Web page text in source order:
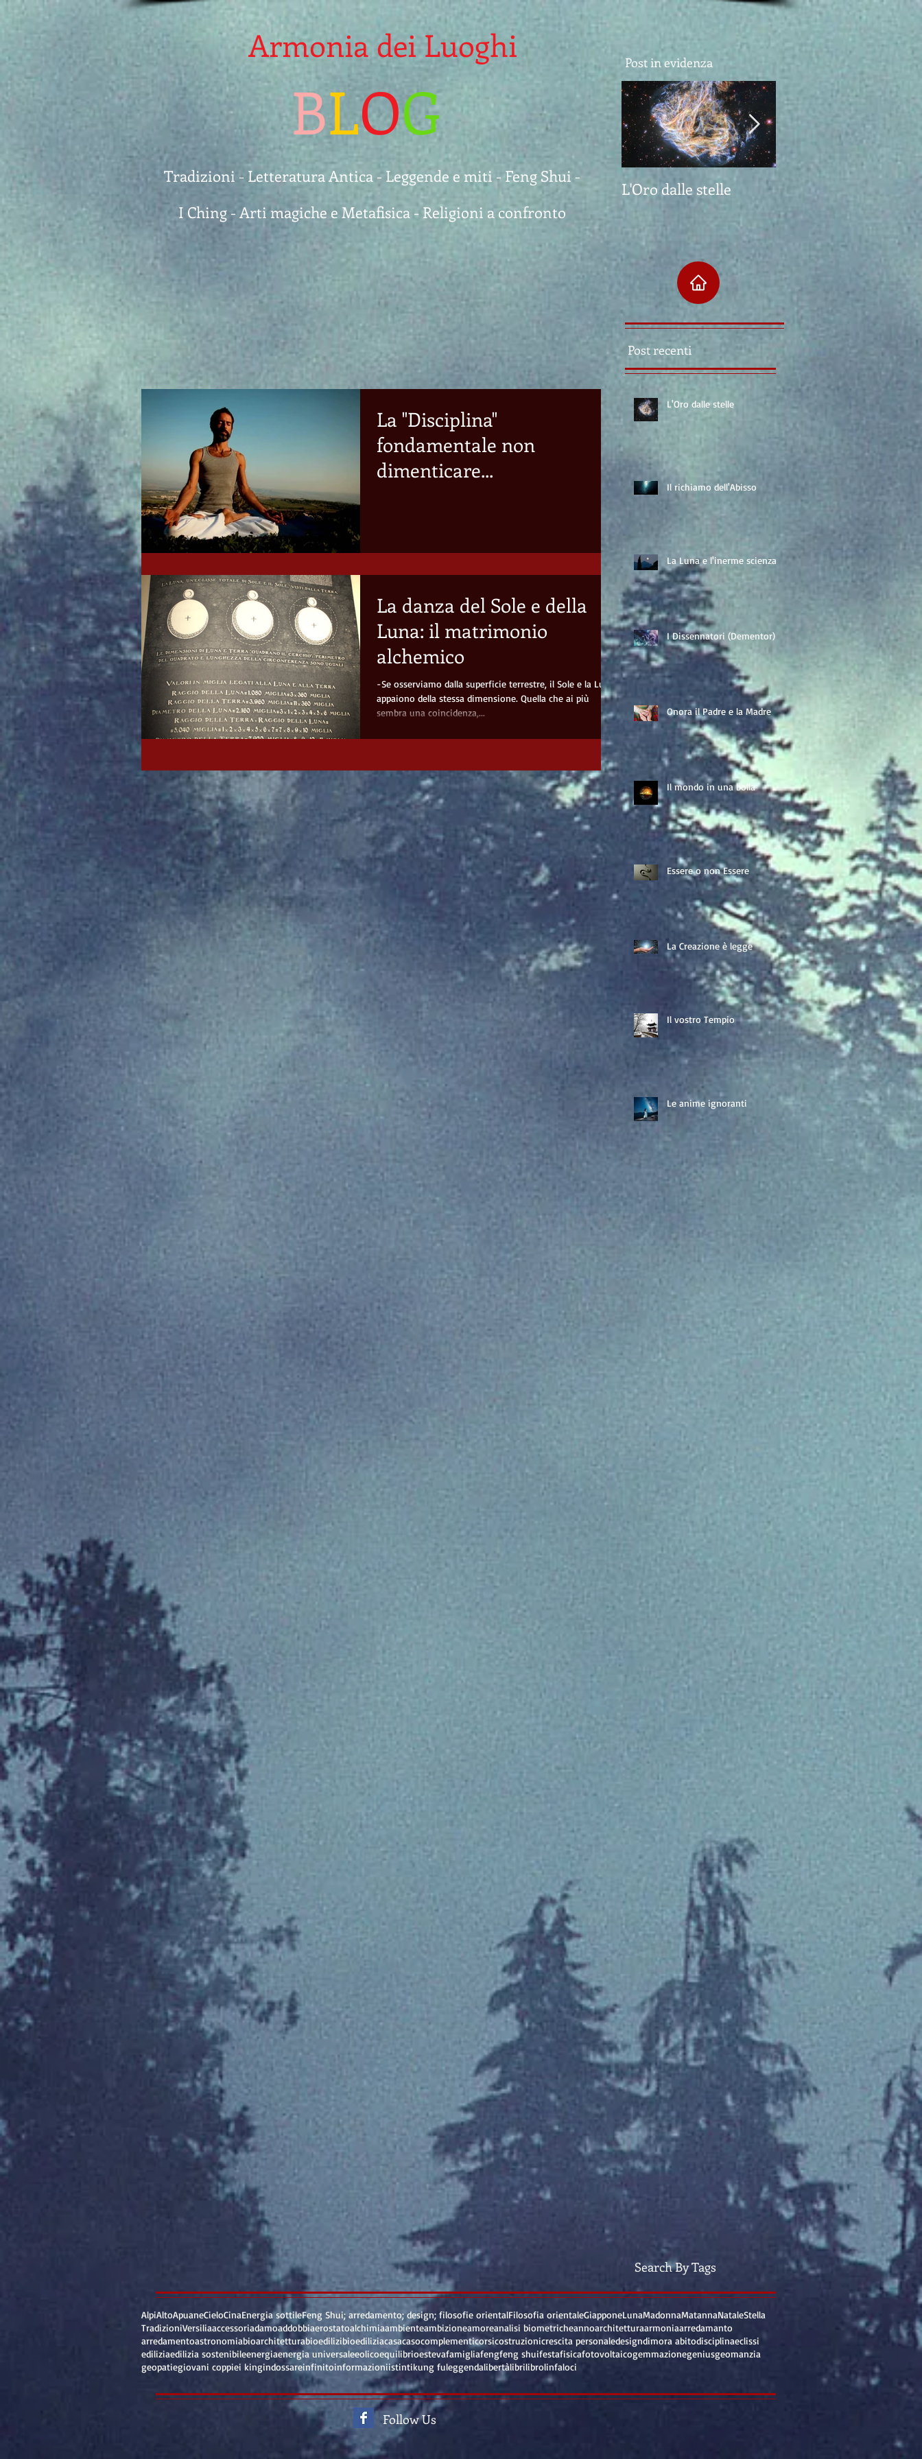
Armonia dei Luoghi
Tradizioni - Letteratura Antica - Leggende e miti - Feng Shui -
I Ching - Arti magiche e Metafisica - Religioni a confronto
BLOG
Post in evidenza
L'Oro dalle stelle Il richiamo
Post recenti
La "Disciplina"
fondamentale non
dimenticare...
La danza del Sole e della
Luna: il matrimonio
alchemico
-Se osserviamo dalla superficie terrestre, il Sole e la Luna
appaiono della stessa dimensione. Quella che ai più
sembra una coincidenza,...
L'Oro dalle stelle
Il richiamo dell'Abisso
La Luna e l'inerme scienza
I Dissennatori (Dementor)
Onora il Padre e la Madre
Il mondo in una bolla
Essere o non Essere
La Creazione è legge
Il vostro Tempio
Le anime ignoranti
Search By Tags
AlpiAltoApuaneCieloCinaEnergia sottileFeng Shui; arredamento; design; filosofie orientalFilosofia orientaleGiapponeLunaMadonnaMatannaNataleStella
TradizioniVersiliaaccessoriadamoaddobbiaerostatoalchimiaambienteambizioneamoreanalisi biometricheannoarchitetturaarmoniaarredamanto
arredamentoastronomiabioarchitetturabioedilizibioediliziacasacasocomplementicorsicostruzionicrescita personaledesigndimora abitodisciplinaeclissi
ediliziaedilizia sostenibileenergiaenergia universaleeolicoequilibrioestevafamigliafengfeng shuifestafisicafotovoltaicogemmazionegeniusgeomanzia
geopatiegiovani coppiei kingindossareinfinitoinformazioniistintikung fuleggendalibertàlibrilibrolinfaloci
Follow Us